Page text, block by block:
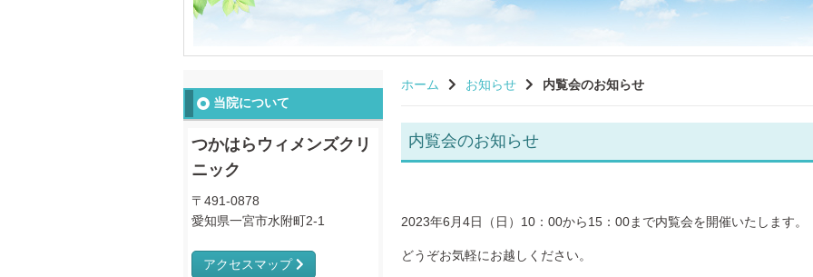
ホーム お知らせ 内覧会のお知らせ
内覧会のお知らせ
2023年6月4日（日）10：00から15：00まで内覧会を開催いたします。
どうぞお気軽にお越しください。
当院について
つかはらウィメンズクリ
ニック
〒491-0878
愛知県一宮市水附町2-1
アクセスマップ